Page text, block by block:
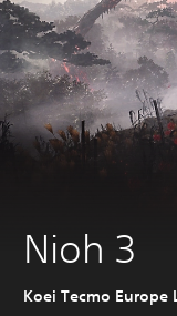
Nioh 3
Koei Tecmo Europe